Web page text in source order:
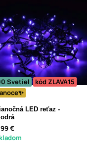
Svetiel
kód ZLAVA15
LED reťaz -
€